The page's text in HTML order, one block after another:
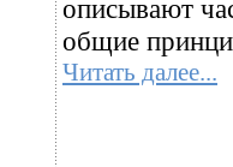
описывают
общие
Читать далее...